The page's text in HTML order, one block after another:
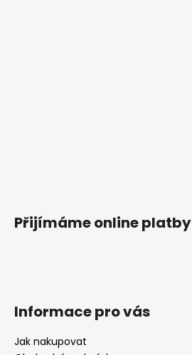
Přijímáme online platby
Informace pro vás
Jak nakupovat